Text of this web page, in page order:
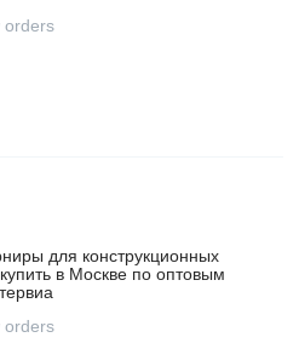
orders
для конструкционных
в Москве по оптовым
orders